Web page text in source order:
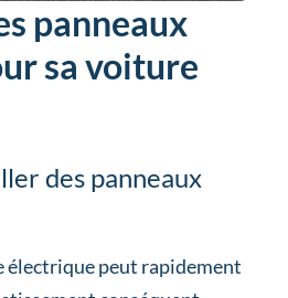
panneaux
sa voiture
des panneaux
électrique peut rapidement